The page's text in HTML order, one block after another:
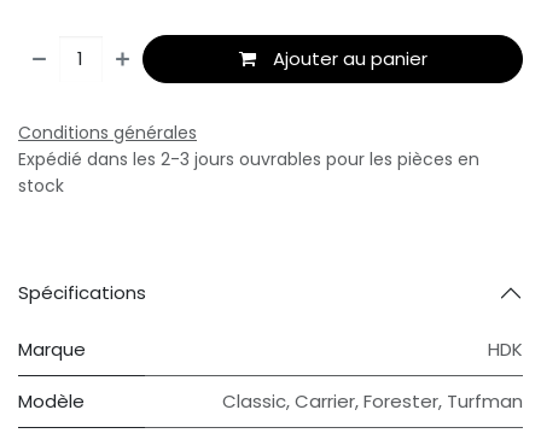
Ajouter au panier
Conditions générales
Expédié dans les 2-3 jours ouvrables pour les pièces en
stock
Spécifications
Marque HDK
Modèle Classic,Carrier,Forester, Turfman